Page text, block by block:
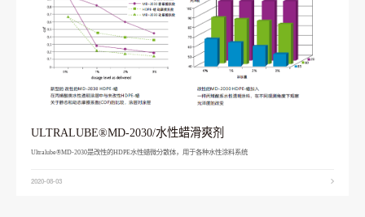
ULTRALUBE®MD-2030/水性蜡滑爽剂
Ultralube®MD-2030是改性的HDPE水性蜡微分散体，用于各种水性涂料系统
2020-08-03